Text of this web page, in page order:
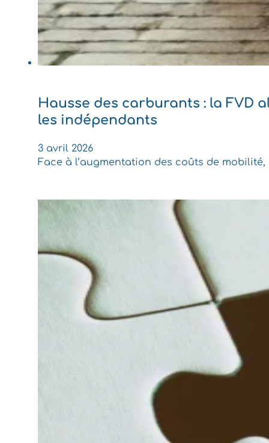
Hausse des carburants : la FVD
les indépendants
3 avril 2026
Face à l’augmentation des coûts de